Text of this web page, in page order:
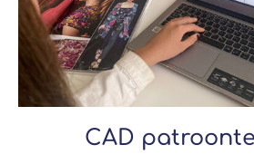
CAD